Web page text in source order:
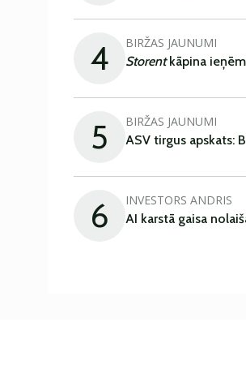
4 BIRŽAS JAUNUMI
Storentkāpina
5 BIRŽAS JAUNUMI
ASV tirgus apskats:
6 INVESTORS ANDRIS
AI karstā gaisa